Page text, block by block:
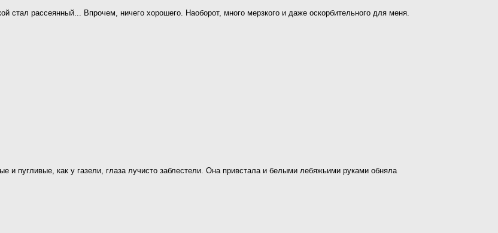
рассеянный... Впрочем, ничего хорошего. Наоборот, много мерзкого и даже оскорбительного для меня.
пугливые, как у газели, глаза лучисто заблестели. Она привстала и белыми лебяжьими руками обняла